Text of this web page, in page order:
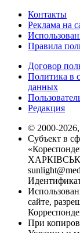
Контакты
Реклама на
Правила
Договор
Политика в
данных
Редакция
© 2000-
Субъект в
сайте,
При